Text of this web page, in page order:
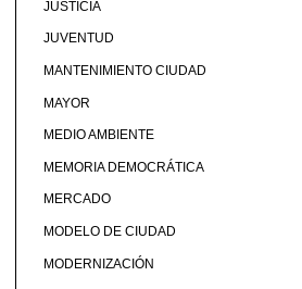
JUSTICIA
JUVENTUD
MANTENIMIENTO CIUDAD
MAYOR
MEDIO AMBIENTE
MEMORIA DEMOCRÁTICA
MERCADO
MODELO DE CIUDAD
MODERNIZACIÓN